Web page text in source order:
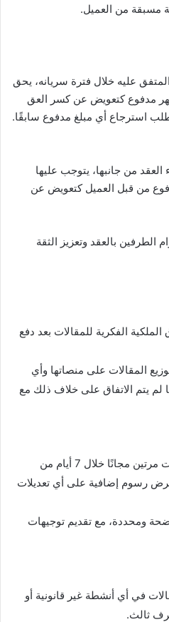
مسبقة من العميل.
عليه خلال فترة سريانه، يحق
مدفوع كتعويض عن كسر العق
استرجاع أي مبلغ مدفوع سابقًا.
من جانبها، يتوجب عليها
من قبل العميل كتعويض عن
الطرفين بالعقد وتعزيز الثقة
الفكرية للمقالات بعد دفع
المقالات على منصاتها وأي
لم يتم الاتفاق على خلاف ذلك مع
يحق للعميل طلب تعديل المقالات مرتين مجانًا خلال 7 أيام من
رسوم إضافية على أي تعديلات
ومحددة، مع تقديم توجيهات
في أي أنشطة غير قانونية أو
ثالث.